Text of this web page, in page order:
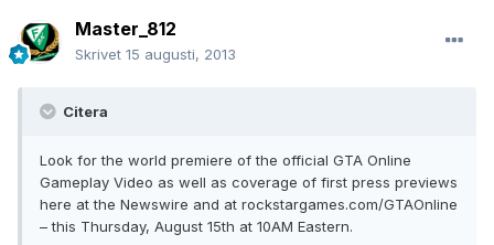
Master_812
Skrivet 15 augusti, 2013
Citera
Look for the world premiere of the official GTA Online
Gameplay Video as well as coverage of first press previews
here at the Newswire and at rockstargames.com/GTAOnline
– this Thursday, August 15th at 10AM Eastern.